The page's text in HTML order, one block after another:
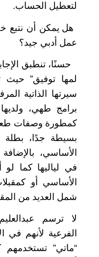
لتعطيل الحساب.
هل يمكن أن نتبع
عمل أدبي جيد؟
حسنًا، تنطبق
لمها توفيق” حيث
سيرتها الذاتية
برامج طهي،
كمطورة وصفات
بسيطة جدًا، بطلة
الأساسي،
في لياليها كما
الأساسي أو
شمل العديد من
لا ترسم
الفرعية لأنهم
“ماتي” تستخدمهم